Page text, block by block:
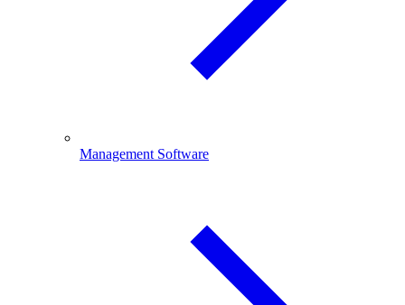
Management Software